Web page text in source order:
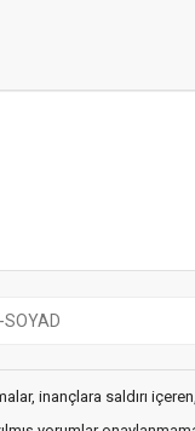
inançlara saldırı